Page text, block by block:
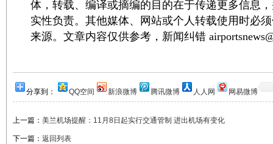
体，转载、编译或摘编的目的在于传递更多信息
实性负责。其他媒体、网站或个人转载使用时必
来源。文章内容仅供参考，新闻纠错
分享到： QQ空间 新浪微博 腾讯微博 人人网 网易微博
上一篇： 美兰机场提醒：11月8日起实行交通管制 进出机场有变化
下一篇： 返回列表